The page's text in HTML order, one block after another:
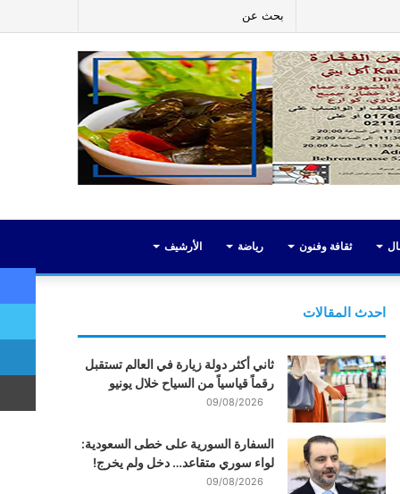
عن
إضافة
عمود
جانبي
ثقافة وفنون رياضة الأرشيف
احدث المقالات
ثاني أكثر دولة زيارة في العالم تستقبل
رقماً قياسياً من السياح خلال يونيو
09/08/2026
السفارة السورية على خطى السعودية:
لواء سوري متقاعد… دخل ولم يخرج!
09/08/2026